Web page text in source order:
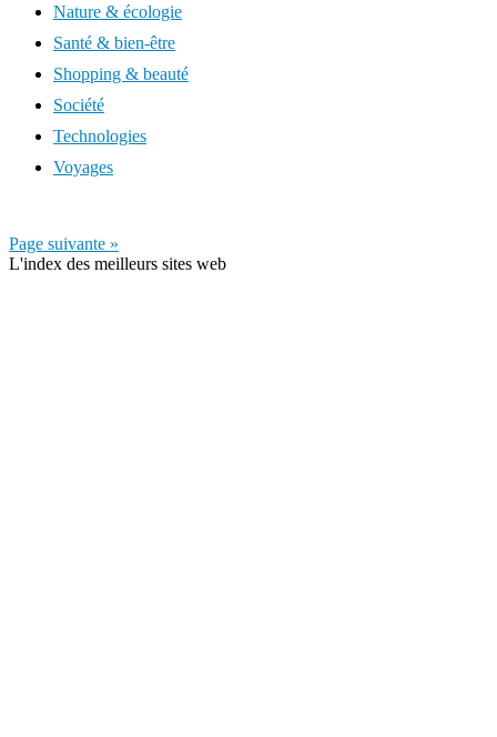
Nature & écologie
Santé & bien-être
Shopping & beauté
Société
Technologies
Voyages
Page suivante »
L'index des meilleurs sites web